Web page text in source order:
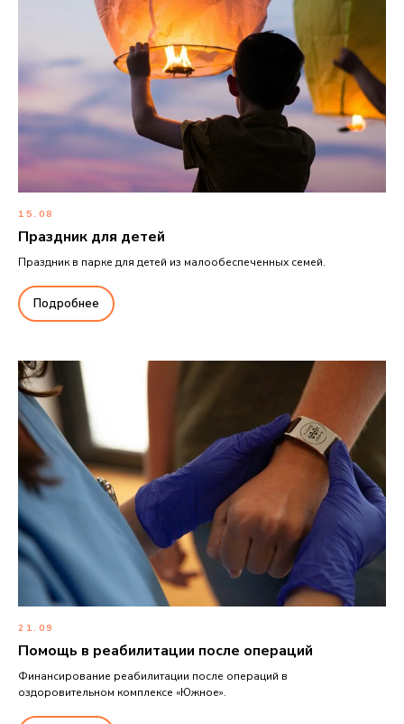
15.08
Праздник для детей
Праздник в парке для детей из малообеспеченных семей.
Подробнее
21.09
Помощь в реабилитации после операций
Финансирование реабилитации после операций в
оздоровительном комплексе «Южное».